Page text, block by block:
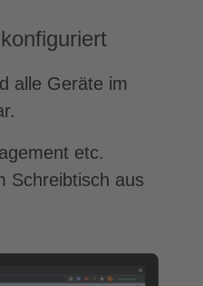
alle Geräte im
etc.
Schreibtisch aus